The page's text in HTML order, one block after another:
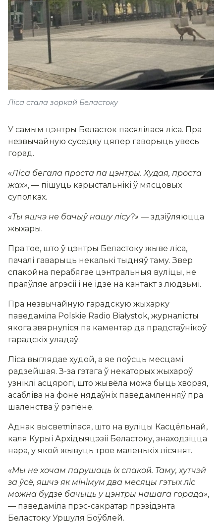
Ліса стала зоркай Беластоку
У самым цэнтры Беласток пасялілася ліса. Пра
незвычайную суседку цяпер гаворыць увесь
горад.
«Ліса бегала проста па цэнтры. Худая, проста
жах», — пішуць карыстальнікі ў мясцовых
суполках.
«Ты яшчэ не бачыў нашу лісу?» — здзіўляюцца
жыхары.
Пра тое, што ў цэнтры Беластоку жыве ліса,
пачалі гаварыць некалькі тыдняў таму. Звер
спакойна перабягае цэнтральныя вуліцы, не
праяўляе агрэсіі і не ідзе на кантакт з людзьмі.
Пра незвычайную гарадскую жыхарку
паведаміла Polskie Radio Białystok, журналісты
якога звярнуліся па каментар да прадстаўнікоў
гарадскіх уладаў.
Ліса выглядае худой, а яе поўсць месцамі
радзейшая. З-за гэтага ў некаторых жыхароў
узніклі асцярогі, што жывёла можа быць хворая,
асабліва на фоне нядаўніх паведамленняў пра
шаленства ў рэгіёне.
Аднак высветлілася, што на вуліцы Касцёльнай,
каля Курыі Архідыяцэзіі Беластоку, знаходзіцца
нара, у якой жывуць трое маленькіх лісянят.
«Мы не хочам парушаць іх спакой. Таму, хутчэй
за ўсё, яшчэ як мінімум два месяцы гэтых ліс
можна будзе бачыць у цэнтры нашага горада»,
— паведаміла прэс-сакратар прэзідэнта
Беластоку Уршуля Боўблей.